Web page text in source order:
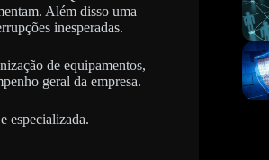
Além disso uma
inesperadas.
de equipamentos,
geral da empresa.
especializada.